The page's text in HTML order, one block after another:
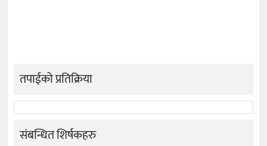
तपाईको प्रतिक्रिया
संबन्धित शिर्षकहरु